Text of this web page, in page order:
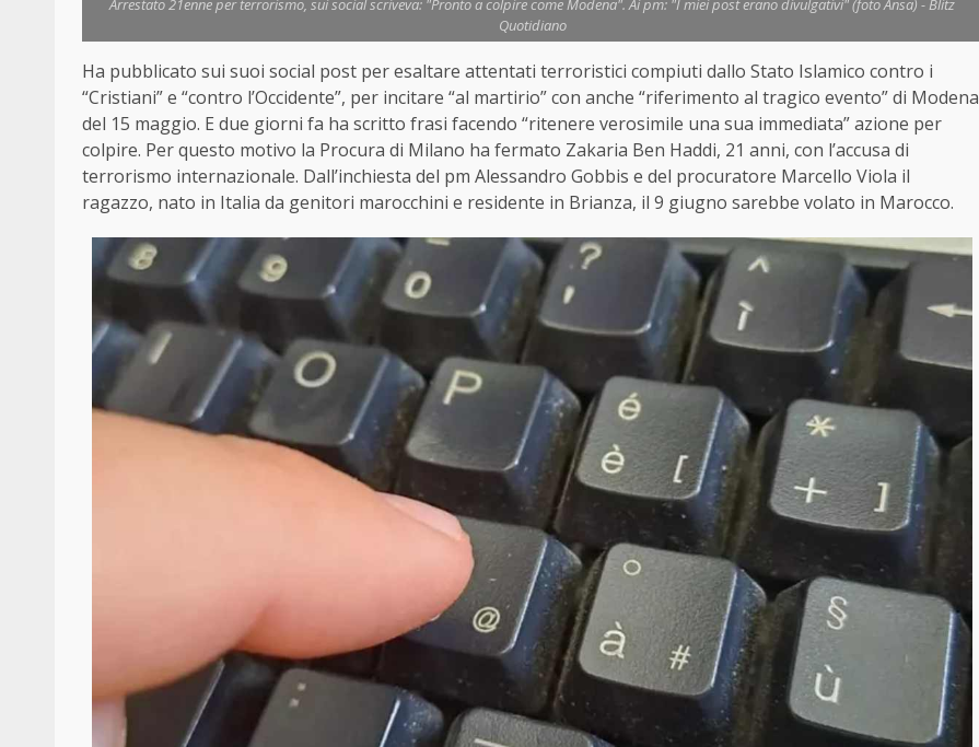
Arrestato 21enne per terrorismo, sui social scriveva: "Pronto a colpire come Modena". Ai pm: "I miei post erano divulgativi" (foto Ansa) - Blitz
Quotidiano
Ha pubblicato sui suoi social post per esaltare attentati terroristici compiuti dallo Stato Islamico contro i
“Cristiani” e “contro l’Occidente”, per incitare “al martirio” con anche “riferimento al tragico evento” di Modena
del 15 maggio. E due giorni fa ha scritto frasi facendo “ritenere verosimile una sua immediata” azione per
colpire. Per questo motivo la Procura di Milano ha fermato Zakaria Ben Haddi, 21 anni, con l’accusa di
terrorismo internazionale. Dall’inchiesta del pm Alessandro Gobbis e del procuratore Marcello Viola il
ragazzo, nato in Italia da genitori marocchini e residente in Brianza, il 9 giugno sarebbe volato in Marocco.